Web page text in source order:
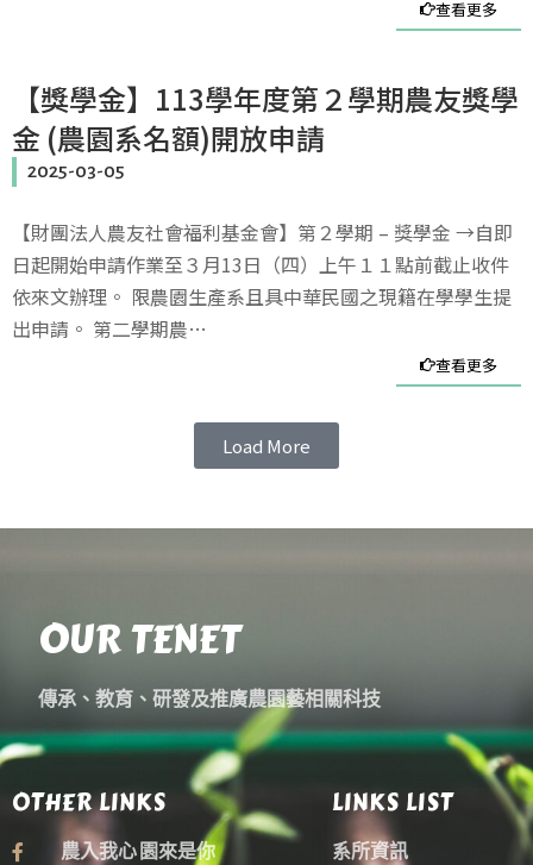
查看更多
【獎學金】113學年度第２學期農友獎學
金 (農園系名額)開放申請
2025-03-05
【財團法人農友社會福利基金會】第２學期 – 獎學金 →自即
日起開始申請作業至３月13日（四）上午１１點前截止收件
依來文辦理。 限農園生產系且具中華民國之現籍在學學生提
出申請。 第二學期農…
查看更多
Load More
LINKS LIST
系所資訊
OTHER LINKS
農入我心 園來是你
OUR TENET
傳承、教育、研發及推廣農園藝相關科技